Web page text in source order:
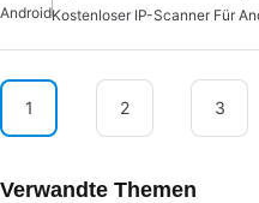
AndroidKostenloser IP-Scanner Für
1 2 3
Verwandte Themen